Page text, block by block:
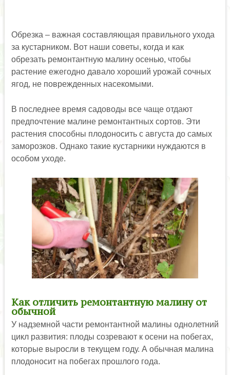
Обрезка – важная составляющая правильного ухода
за кустарником. Вот наши советы, когда и как
обрезать ремонтантную малину осенью, чтобы
растение ежегодно давало хороший урожай сочных
ягод, не поврежденных насекомыми.
В последнее время садоводы все чаще отдают
предпочтение малине ремонтантных сортов. Эти
растения способны плодоносить с августа до самых
заморозков. Однако такие кустарники нуждаются в
особом уходе.
Как отличить ремонтантную малину от
обычной
У надземной части ремонтантной малины однолетний
цикл развития: плоды созревают к осени на побегах,
которые выросли в текущем году. А обычная малина
плодоносит на побегах прошлого года.